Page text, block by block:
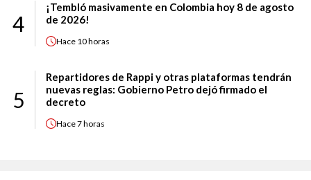
4
¡Tembló masivamente en Colombia hoy 8 de agosto
de 2026!
Hace 10 horas
5
Repartidores de Rappi y otras plataformas tendrán
nuevas reglas: Gobierno Petro dejó firmado el
decreto
Hace7 horas